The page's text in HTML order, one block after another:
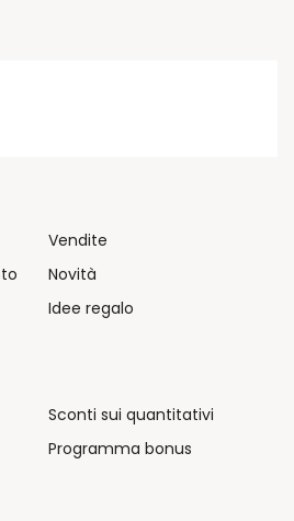
Vendite
Novità
Idee regalo
Sconti sui quantitativi
Programma bonus